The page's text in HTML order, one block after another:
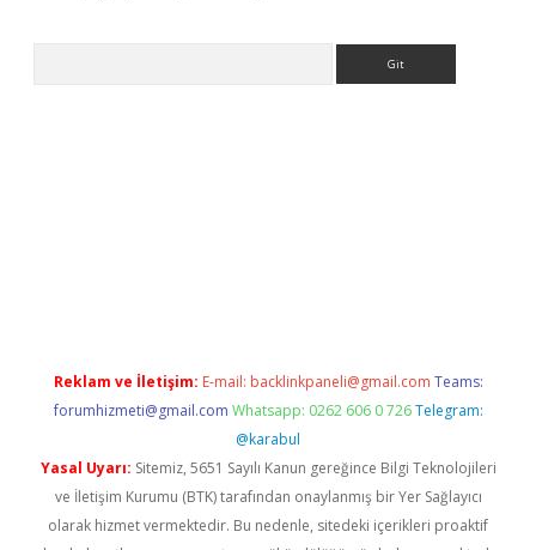
Reklam ve İletişim: E-mail: backlinkpaneli@gmail.com Teams:
forumhizmeti@gmail.com Whatsapp: 0262 606 0 726 Telegram:
@karabul
Yasal Uyarı: Sitemiz, 5651 Sayılı Kanun gereğince Bilgi Teknolojileri
ve İletişim Kurumu (BTK) tarafından onaylanmış bir Yer Sağlayıcı
olarak hizmet vermektedir. Bu nedenle, sitedeki içerikleri proaktif